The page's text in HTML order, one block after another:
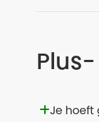
Je hoeft